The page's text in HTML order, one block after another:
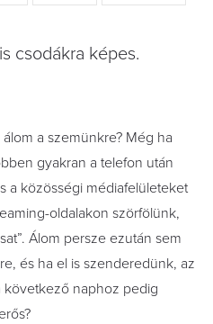
csodákra képes.
a szemünkre? Még ha
gyakran a telefon után
a közösségi médiafelületeket
oldalakon szörfölünk,
Álom persze ezután sem
és ha el is szenderedünk, az
következő naphoz pedig